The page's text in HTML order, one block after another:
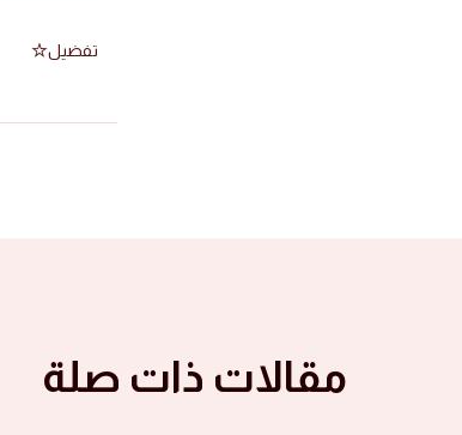
تفضيل
مقالات ذات صلة